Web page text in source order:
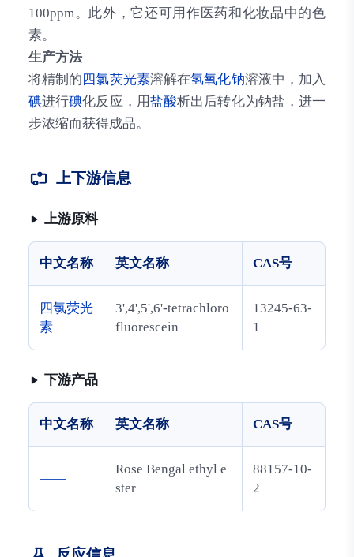
100ppm。此外，它还可用作医药和化妆品中的色
素。
生产方法
将精制的 四氯荧光素溶解在氢氧化钠溶液中，加入
碘进行碘化反应，用盐酸析出后转化为钠盐，进一
步浓缩而获得成品。
上下游信息
上游原料
中文名称 英文名称 CAS号
四氯荧光
素
3',4',5',6'-tetrachloro
fluorescein
13245-63-
1
下游产品
中文名称 英文名称 CAS号
——
Rose Bengal ethyl e
ster
88157-10-
2